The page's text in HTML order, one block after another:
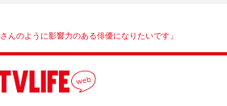
んのように影響力のある俳優になりたいです」